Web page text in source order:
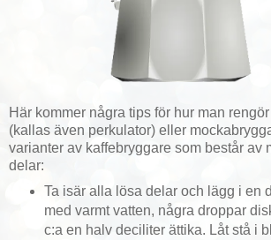
Här kommer några tips för hur man
(kallas även perkulator) eller
varianter av kaffebryggare som består av
delar:
Ta isär alla lösa delar och lägg i en
med varmt vatten, några droppar
c:a en halv deciliter ättika. Låt stå i